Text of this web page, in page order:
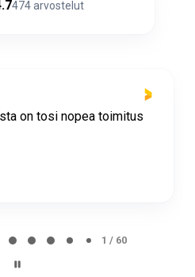
474arvostelut
ja super asiakaspalvelua 🩷
Lehto